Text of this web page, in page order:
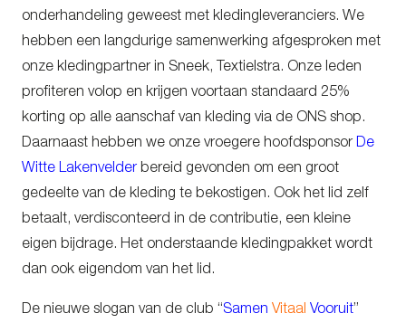
onderhandeling geweest met kledingleveranciers. We
hebben een langdurige samenwerking afgesproken met
onze kledingpartner in Sneek, Textielstra. Onze leden
profiteren volop en krijgen voortaan standaard 25%
korting op alle aanschaf van kleding via de ONS shop.
Daarnaast hebben we onze vroegere hoofdsponsor De
Witte Lakenvelder bereid gevonden om een groot
gedeelte van de kleding te bekostigen. Ook het lid zelf
betaalt, verdisconteerd in de contributie, een kleine
eigen bijdrage. Het onderstaande kledingpakket wordt
dan ook eigendom van het lid.
De nieuwe slogan van de club “Samen Vitaal Vooruit”